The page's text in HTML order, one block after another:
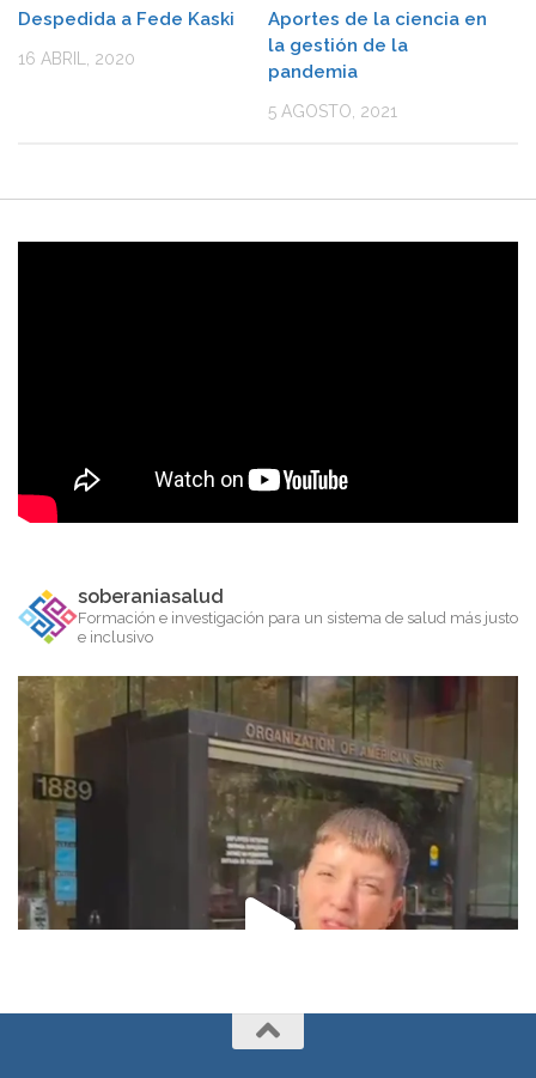
Despedida a Fede Kaski
16 ABRIL, 2020
Aportes de la ciencia en
la gestión de la
pandemia
5 AGOSTO, 2021
soberaniasalud
Formación e investigación para un sistema de salud más justo
e inclusivo